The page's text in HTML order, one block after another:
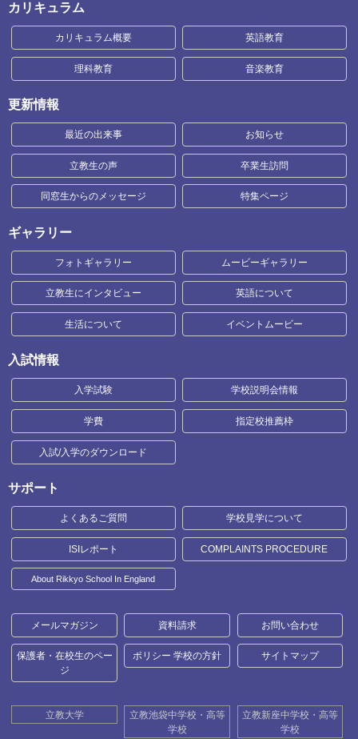
カリキュラム
カリキュラム概要 英語教育
理科教育 音楽教育
更新情報
最近の出来事 お知らせ
立教生の声 卒業生訪問
同窓生からのメッセージ 特集ページ
ギャラリー
フォトギャラリー ムービーギャラリー
立教生にインタビュー 英語について
生活について イベントムービー
入試情報
入学試験 学校説明会情報
学費 指定校推薦枠
入試/入学のダウンロード
サポート
よくあるご質問 学校見学について
ISIレポート COMPLAINTS PROCEDURE
About Rikkyo School In England
メールマガジン 資料請求 お問い合わせ
保護者・在校生のペー
ジ
ポリシー 学校の方針 サイトマップ
立教大学
立教池袋中学校・高等
学校
立教新座中学校・高等
学校